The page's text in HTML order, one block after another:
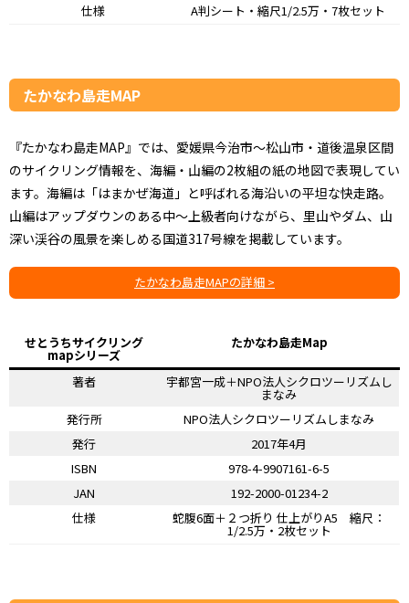
仕様
A判シート・縮尺1/2.5万・7枚セット
たかなわ島走MAP
『たかなわ島走MAP』では、愛媛県今治市～松山市・道後温泉区間
のサイクリング情報を、海編・山編の2枚組の紙の地図で表現してい
ます。海編は「はまかぜ海道」と呼ばれる海沿いの平坦な快走路。
山編はアップダウンのある中～上級者向けながら、里山やダム、山
深い渓谷の風景を楽しめる国道317号線を掲載しています。
たかなわ島走MAPの詳細 >
せとうちサイクリング
mapシリーズ
たかなわ島走Map
著者 宇都宮一成＋NPO法人シクロツーリズムし
まなみ
発行所
NPO法人シクロツーリズムしまなみ
発行
2017年4月
ISBN
978-4-9907161-6-5
JAN
192-2000-01234-2
仕様
蛇腹6面＋２つ折り 仕上がりA5 縮尺：
1/2.5万・2枚セット